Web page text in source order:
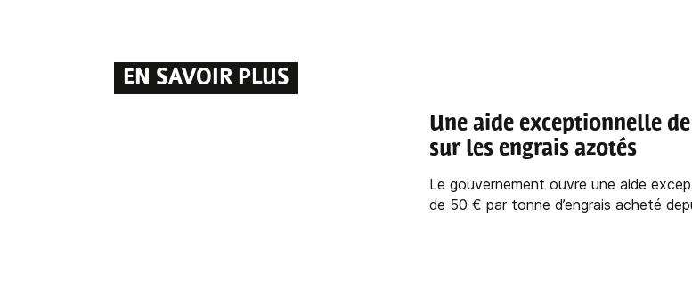
EN SAVOIR PLUS
Une aide exceptionnelle
sur les engrais azotés
Le gouvernement ouvre une aide
de 50 € par tonne d’engrais acheté